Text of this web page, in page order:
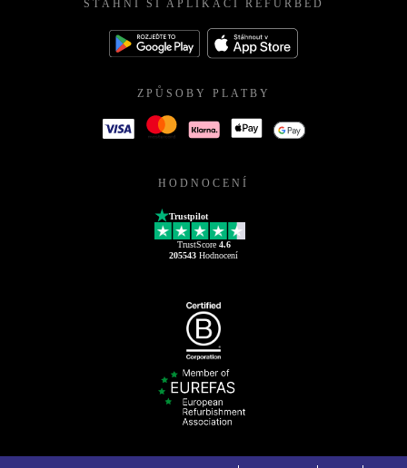
STÁHNI SI APLIKACI REFURBED
ZPŮSOBY PLATBY
HODNOCENÍ
Trustpilot
TrustScore 4.6
205543 Hodnocení